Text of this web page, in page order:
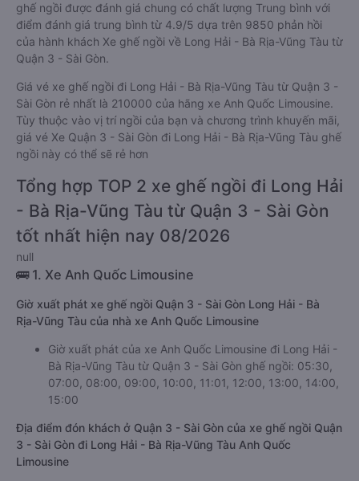
ghế ngồi được đánh giá chung có chất lượng Trung bình với
điểm đánh giá trung bình từ 4.9/5 dựa trên 9850 phản hồi
của hành khách Xe ghế ngồi về Long Hải - Bà Rịa-Vũng Tàu từ
Quận 3 - Sài Gòn.
Giá vé xe ghế ngồi đi Long Hải - Bà Rịa-Vũng Tàu từ Quận 3 -
Sài Gòn rẻ nhất là 210000 của hãng xe Anh Quốc Limousine.
Tùy thuộc vào vị trí ngồi của bạn và chương trình khuyến mãi,
giá vé Xe Quận 3 - Sài Gòn đi Long Hải - Bà Rịa-Vũng Tàu ghế
ngồi này có thể sẽ rẻ hơn
Tổng hợp TOP 2 xe ghế ngồi đi Long Hải
- Bà Rịa-Vũng Tàu từ Quận 3 - Sài Gòn
tốt nhất hiện nay 08/2026
null
🚌 1. Xe Anh Quốc Limousine
Giờ xuất phát xe ghế ngồi Quận 3 - Sài Gòn Long Hải - Bà
Rịa-Vũng Tàu của nhà xe Anh Quốc Limousine
Giờ xuất phát của xe Anh Quốc Limousine đi Long Hải -
Bà Rịa-Vũng Tàu từ Quận 3 - Sài Gòn ghế ngồi: 05:30,
07:00, 08:00, 09:00, 10:00, 11:01, 12:00, 13:00, 14:00,
15:00
Địa điểm đón khách ở Quận 3 - Sài Gòn của xe ghế ngồi Quận
3 - Sài Gòn đi Long Hải - Bà Rịa-Vũng Tàu Anh Quốc
Limousine